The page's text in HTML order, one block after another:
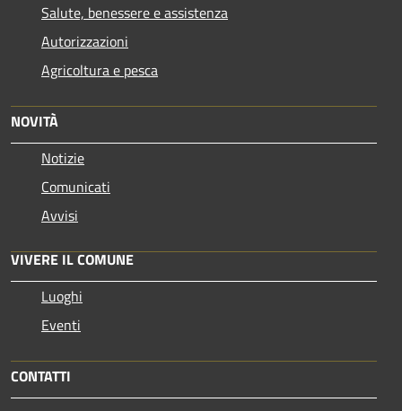
Salute, benessere e assistenza
Autorizzazioni
Agricoltura e pesca
NOVITÀ
Notizie
Comunicati
Avvisi
VIVERE IL COMUNE
Luoghi
Eventi
CONTATTI